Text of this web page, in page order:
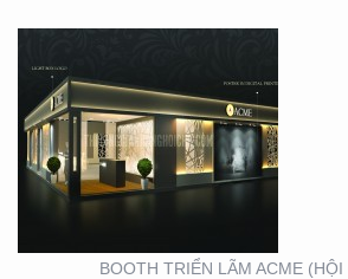
BOOTH TRIỂN LÃM ACME (HỘI
BOOTH TRIỂN LÃM
CITIGYM ( TẠI HỘI CHỢ
EXPO_NOVOLAND)